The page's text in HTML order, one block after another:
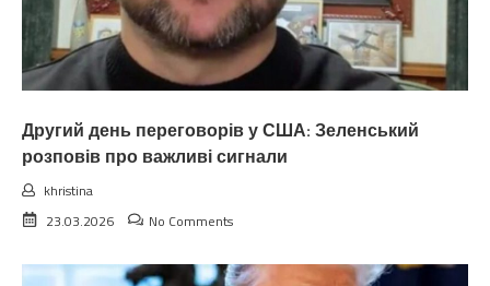
Другий день переговорів у США: Зеленський
розповів про важливі сигнали
khristina
23.03.2026
No Comments